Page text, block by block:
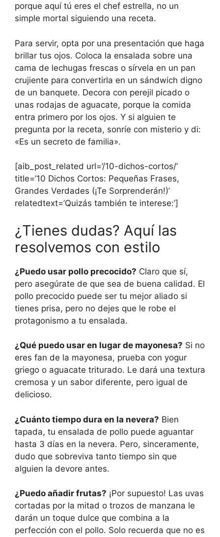
porque aquí tú eres el chef estrella, no un
simple mortal siguiendo una receta.
Para servir, opta por una presentación que haga
brillar tus ojos. Coloca la ensalada sobre una
cama de lechugas frescas o sírvela en un pan
crujiente para convertirla en un sándwich digno
de un banquete. Decora con perejil picado o
unas rodajas de aguacate, porque la comida
entra primero por los ojos. Y si alguien te
pregunta por la receta, sonríe con misterio y di:
«Es un secreto de familia».
[aib_post_related url=’/10-dichos-cortos/’
title=’10 Dichos Cortos: Pequeñas Frases,
Grandes Verdades (¡Te Sorprenderán!)’
relatedtext=’Quizás también te interese:’]
¿Tienes dudas? Aquí las
resolvemos con estilo
¿Puedo usar pollo precocido? Claro que sí,
pero asegúrate de que sea de buena calidad. El
pollo precocido puede ser tu mejor aliado si
tienes prisa, pero no dejes que le robe el
protagonismo a tu ensalada.
¿Qué puedo usar en lugar de mayonesa? Si no
eres fan de la mayonesa, prueba con yogur
griego o aguacate triturado. Le dará una textura
cremosa y un sabor diferente, pero igual de
delicioso.
¿Cuánto tiempo dura en la nevera? Bien
tapada, tu ensalada de pollo puede aguantar
hasta 3 días en la nevera. Pero, sinceramente,
dudo que sobreviva tanto tiempo sin que
alguien la devore antes.
¿Puedo añadir frutas? ¡Por supuesto! Las uvas
cortadas por la mitad o trozos de manzana le
darán un toque dulce que combina a la
perfección con el pollo. Solo recuerda que no es